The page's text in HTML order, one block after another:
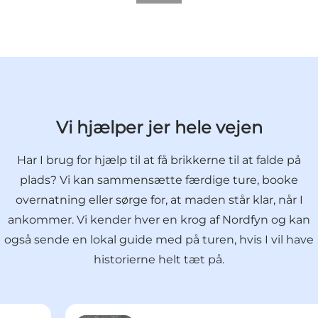
Vi hjælper jer hele vejen
Har I brug for hjælp til at få brikkerne til at falde på
plads? Vi kan sammensætte færdige ture, booke
overnatning eller sørge for, at maden står klar, når I
ankommer. Vi kender hver en krog af Nordfyn og kan
også sende en lokal guide med på turen, hvis I vil have
historierne helt tæt på.
Mette Smidt Christiansen - Event- og